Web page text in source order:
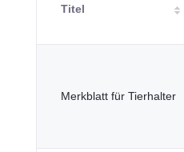
Titel
Merkblatt für Tierhalter